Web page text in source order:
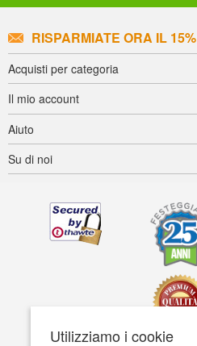
Utilizziamo i cookie
RISPARMIATE ORA IL 15%
Acquisti per categoria
Il mio account
Aiuto
Su di noi